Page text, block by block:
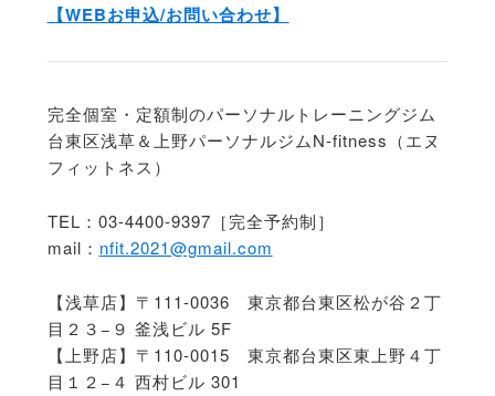
【WEBお申込/お問い合わせ】
完全個室・定額制のパーソナルトレーニングジム
台東区浅草＆上野パーソナルジムN-fitness（エヌ
フィットネス）
TEL：03-4400-9397［完全予約制］
mail： nfit.2021@gmail.com
【浅草店】〒111-0036 東京都台東区松が谷２丁
目２３−９ 釜浅ビル 5F
【上野店】〒110-0015 東京都台東区東上野４丁
目１２−４ 西村ビル 301